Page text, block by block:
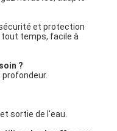
et protection
temps, facile à
?
profondeur.
sortie de l'eau.